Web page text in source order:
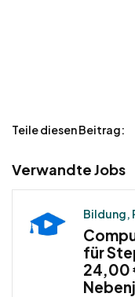
Teile diesen Beitrag:
Verwandte Jobs
Bildung,
für
24,00